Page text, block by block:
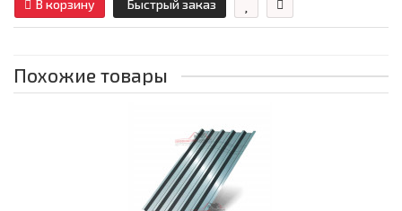
В корзину Быстрый заказ
Похожие товары